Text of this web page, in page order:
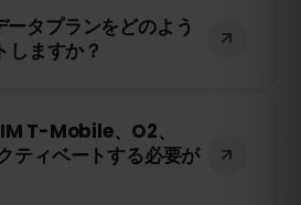
とインターネット接続
だし、速度や接続状況
タプランをどのよう
しますか？
でQRコードをスキャ
に利用できます！物理
不要です。
T-Mobile、O2、
ィベートする必要が